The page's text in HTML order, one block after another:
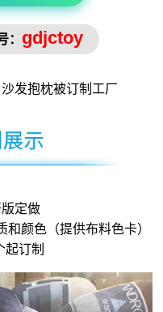
： gdjctoy
发抱枕被订制工厂
定做
颜色（提供布料色卡）
起订制